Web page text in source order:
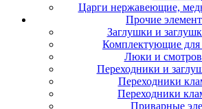
Царги нержавеющие,
Прочие
Заглушки и
Комплектующие
Люки и
Переходники и
Переходники
Переходники
Приварные